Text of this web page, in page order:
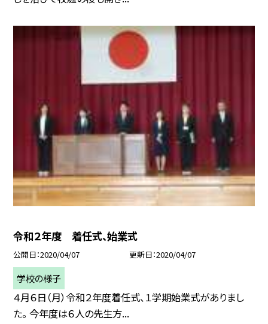
令和２年度 着任式、始業式
公開日 2020/04/07 更新日 2020/04/07
学校の様子
４月６日（月）令和２年度着任式、１学期始業式がありまし
た。 今年度は６人の先生方...